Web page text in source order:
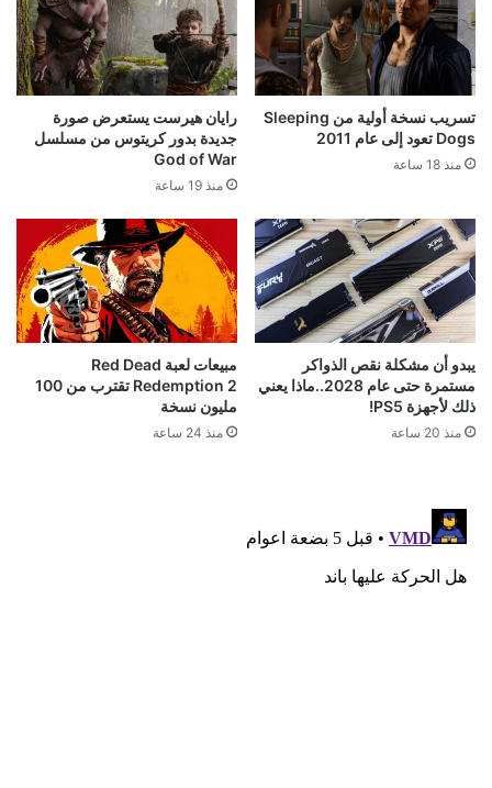
تسريب نسخة أولية من Sleeping
Dogs تعود إلى عام 2011
منذ 18 ساعة
رايان هيرست يستعرض صورة
جديدة بدور كريتوس من مسلسل
God of War
منذ 19 ساعة
يبدو أن مشكلة نقص الذواكر
مستمرة حتى عام 2028..ماذا يعني
ذلك لأجهزة PS5!
منذ 20 ساعة
مبيعات لعبة Red Dead
Redemption 2 تقترب من 100
مليون نسخة
منذ 24 ساعة